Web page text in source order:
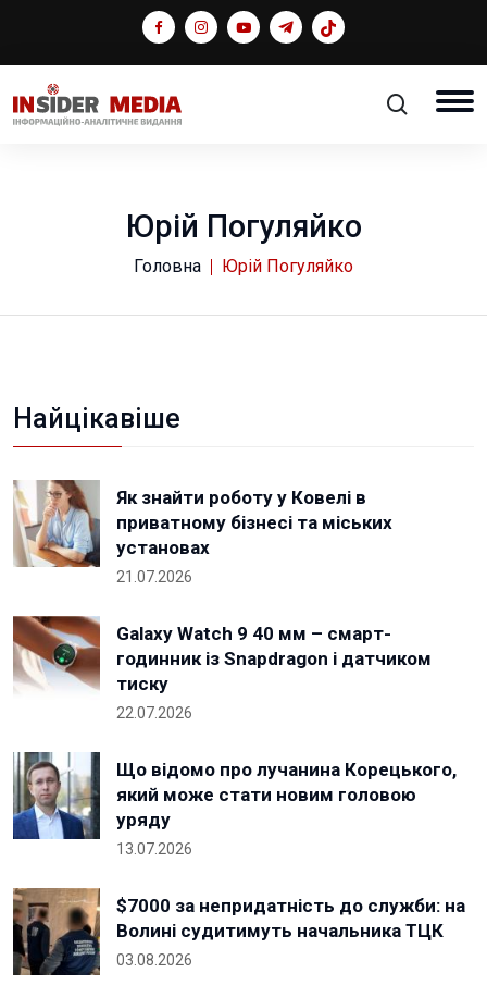
Юрій Погуляйко
Головна Юрій Погуляйко
Найцікавіше
Як знайти роботу у Ковелі в
приватному бізнесі та міських
установах
21.07.2026
Galaxy Watch 9 40 мм – смарт-
годинник із Snapdragon і датчиком
тиску
22.07.2026
Що відомо про лучанина Корецького,
який може стати новим головою
уряду
13.07.2026
$7000 за непридатність до служби: на
Волині судитимуть начальника ТЦК
03.08.2026